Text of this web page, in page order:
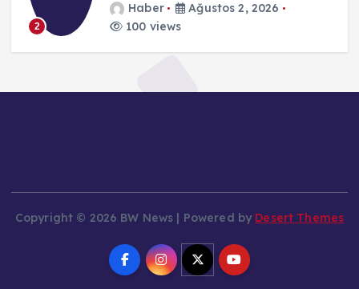
2
Haber
Ağustos 2, 2026
100 views
Copyright © 2026 BW News | Powered by Desert Themes